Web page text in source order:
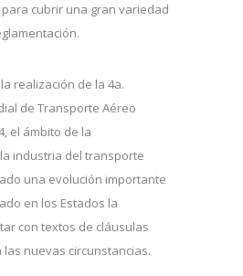
cubrir una gran variedad
realización de la 4a.
de Transporte Aéreo
el ámbito de la
industria del transporte
una evolución importante
en los Estados la
con textos de cláusulas
nuevas circunstancias.